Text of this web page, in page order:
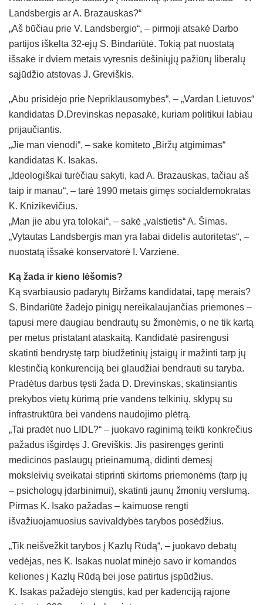
Landsbergis ar A. Brazauskas?“
„Aš būčiau prie V. Landsbergio“, – pirmoji atsakė Darbo
partijos iškelta 32-ejų S. Bindariūtė. Tokią pat nuostatą
išsakė ir dviem metais vyresnis dešiniųjų pažiūrų liberalų
sąjūdžio atstovas J. Greviškis.
„Abu prisidėjo prie Nepriklausomybės“, – „Vardan Lietuvos“
kandidatas D.Drevinskas nepasakė, kuriam politikui labiau
prijaučiantis.
„Jie man vienodi“, – sakė komiteto „Biržų atgimimas“
kandidatas K. Isakas.
„Ideologiškai turėčiau sakyti, kad A. Brazauskas, tačiau aš
taip ir manau“, – tarė 1990 metais gimęs socialdemokratas
K. Knizikevičius.
„Man jie abu yra tolokai“, – sakė „valstietis“ A. Šimas.
„Vytautas Landsbergis man yra labai didelis autoritetas“, –
nuostatą išsakė konservatorė I. Varzienė.
Ką žada ir kieno lėšomis?
Ką svarbiausio padarytų Biržams kandidatai, tapę merais?
S. Bindariūtė žadėjo pinigų nereikalaujančias priemones –
tapusi mere daugiau bendrautų su žmonėmis, o ne tik kartą
per metus pristatant ataskaitą. Kandidatė pasirengusi
skatinti bendrystę tarp biudžetinių įstaigų ir mažinti tarp jų
klestinčią konkurenciją bei glaudžiai bendrauti su taryba.
Pradėtus darbus tęsti žada D. Drevinskas, skatinsiantis
prekybos vietų kūrimą prie vandens telkinių, sklypų su
infrastruktūra bei vandens naudojimo plėtrą.
„Tai pradėt nuo LIDL?“ – juokavo raginimą teikti konkrečius
pažadus išgirdęs J. Greviškis. Jis pasirengęs gerinti
medicinos paslaugų prieinamumą, didinti dėmesį
moksleivių sveikatai stiprinti skirtoms priemonėms (tarp jų
– psichologų įdarbinimui), skatinti jaunų žmonių verslumą.
Pirmas K. Isako pažadas – kaimuose rengti
išvažiuojamuosius savivaldybės tarybos posėdžius.
„Tik neišvežkit tarybos į Kazlų Rūdą“, – juokavo debatų
vedėjas, nes K. Isakas nuolat minėjo savo ir komandos
keliones į Kazlų Rūdą bei jose patirtus įspūdžius.
K. Isakas pažadėjo stengtis, kad per kadenciją rajone